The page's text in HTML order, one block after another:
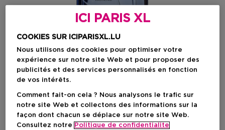
Choisissez votre format
ICI PARIS XL
COOKIES SUR ICIPARISXL.LU
Nous utilisons des cookies pour optimiser votre
expérience sur notre site Web et pour proposer des
publicités et des services personnalisés en fonction
de vos intérêts.
Comment fait-on cela ? Nous analysons le trafic sur
notre site Web et collectons des informations sur la
façon dont chacun se déplace sur notre site Web.
Consultez notre Politique de confidentialite